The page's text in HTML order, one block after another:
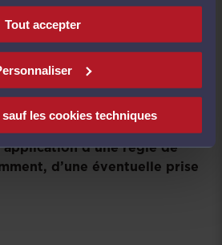
du site.
Tout accepter
les cookies techniques
s’est prononcée en faveur de
« intellectuelle », dans la
libellée :
consiste en une
tendant, sur une
fourniture d’un avis ou d’un
d’une règle de
d’une éventuelle prise